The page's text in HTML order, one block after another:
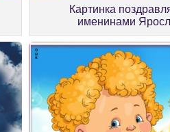
Картинка
именинами